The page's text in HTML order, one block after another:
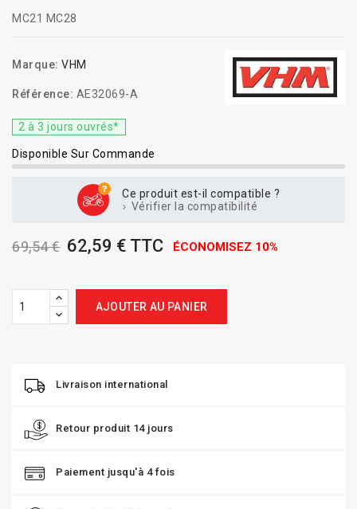
MC21 MC28
Marque: VHM
Référence: AE32069-A
2 à 3 jours ouvrés*
Disponible Sur Commande
Ce produit est-il compatible ?
Vérifier la compatibilité
69,54 € 62,59 € TTC ÉCONOMISEZ 10%
AJOUTER AU PANIER
Livraison international
Retour produit 14 jours
Paiement jusqu'à 4 fois